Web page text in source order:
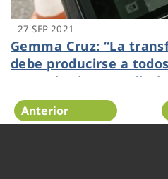
27 SEP 2021
Gemma Cruz: “La
debe producirse a
operativa interna
más avanzadas”
Anterior